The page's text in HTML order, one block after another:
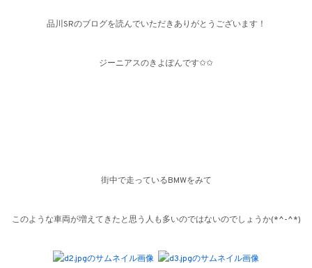
品川SRのブログを読んでいただきありがとうございます！
ジーニアスのきよぽんです✩✩
街中で走っているBMWをみて
このような車両が増えてきたと思う人も多いのではないのでしょうか(*^-^*)